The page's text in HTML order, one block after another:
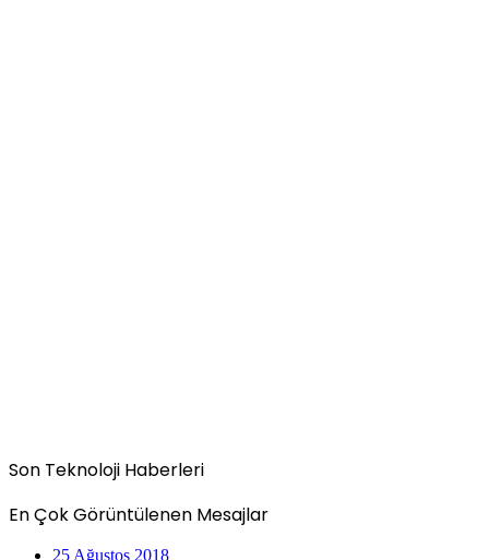
Son Teknoloji Haberleri
En Çok Görüntülenen Mesajlar
25 Ağustos 2018